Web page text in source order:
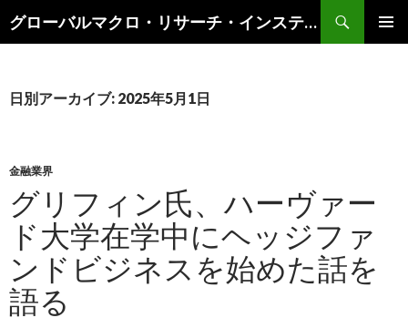
グローバルマクロ・リサーチ・インスティテュート
索
ン
キ
プ
日別アーカイブ: 2025年5月1日
金融業界
グリフィン氏、ハーヴァー
ド大学在学中にヘッジファ
ンドビジネスを始めた話を
語る